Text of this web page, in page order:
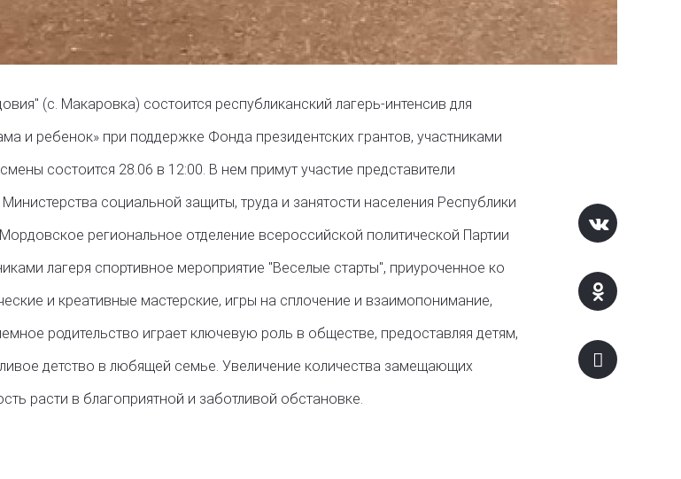
(с. Макаровка) состоится республиканский лагерь-интенсив для
и ребенок» при поддержке Фонда президентских грантов, участниками
состоится 28.06 в 12:00. В нем примут участие представители
социальной защиты, труда и занятости населения Республики
региональное отделение всероссийской политической Партии
лагеря спортивное мероприятие "Веселые старты", приуроченное ко
и креативные мастерские, игры на сплочение и взаимопонимание,
родительство играет ключевую роль в обществе, предоставляя детям,
детство в любящей семье. Увеличение количества замещающих
расти в благоприятной и заботливой обстановке.